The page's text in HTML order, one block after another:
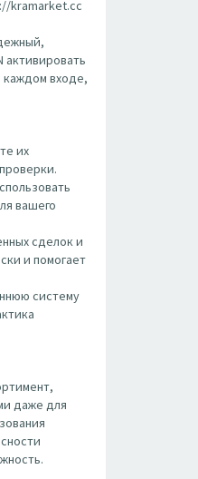
kramarket.cc
активировать
каждом входе,
их
вашего
сделок и
и помогает
систему
даже для